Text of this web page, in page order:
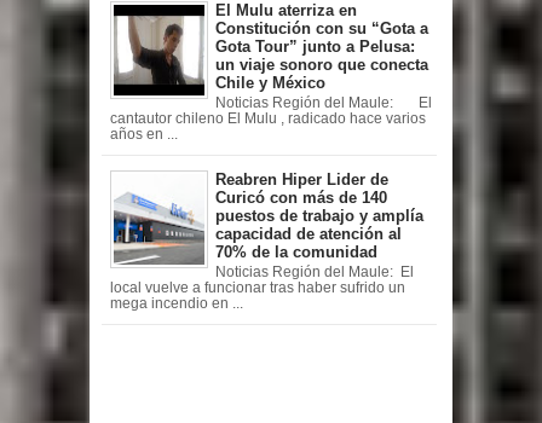
El Mulu aterriza en
Constitución con su “Gota a
Gota Tour” junto a Pelusa:
un viaje sonoro que conecta
Chile y México
Noticias Región del Maule: El
cantautor chileno El Mulu , radicado hace varios
años en ...
Reabren Hiper Lider de
Curicó con más de 140
puestos de trabajo y amplía
capacidad de atención al
70% de la comunidad
Noticias Región del Maule: El
local vuelve a funcionar tras haber sufrido un
mega incendio en ...